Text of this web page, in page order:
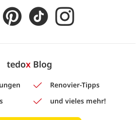
tedoxBlog
Renovier-Tipps
und vieles mehr!